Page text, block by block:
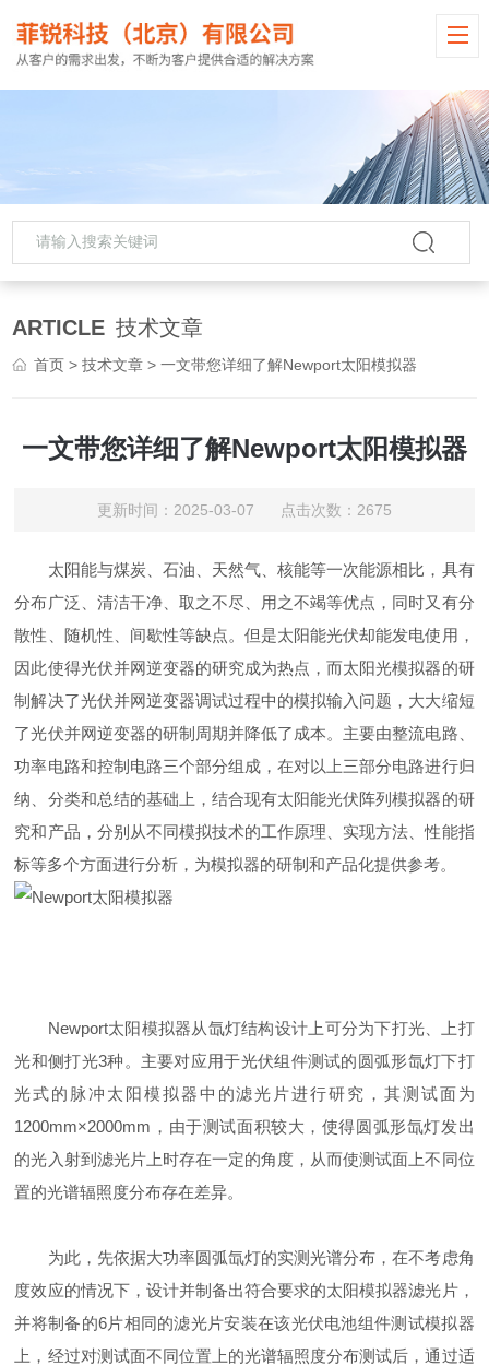
ARTICLE 技术文章
首页 >技术文章 > 一文带您详细了解Newport太阳模拟器
一文带您详细了解Newport太阳模拟器
更新时间：2025-03-07 点击次数：2675
太阳能与煤炭、石油、天然气、核能等一次能源相比，具有
分布广泛、清洁干净、取之不尽、用之不竭等优点，同时又有分
散性、随机性、间歇性等缺点。但是太阳能光伏却能发电使用，
因此使得光伏并网逆变器的研究成为热点，而太阳光模拟器的研
制解决了光伏并网逆变器调试过程中的模拟输入问题，大大缩短
了光伏并网逆变器的研制周期并降低了成本。主要由整流电路、
功率电路和控制电路三个部分组成，在对以上三部分电路进行归
纳、分类和总结的基础上，结合现有太阳能光伏阵列模拟器的研
究和产品，分别从不同模拟技术的工作原理、实现方法、性能指
标等多个方面进行分析，为模拟器的研制和产品化提供参考。
Newport太阳模拟器从氙灯结构设计上可分为下打光、上打
光和侧打光3种。主要对应用于光伏组件测试的圆弧形氙灯下打
光式的脉冲太阳模拟器中的滤光片进行研究，其测试面为
1200mm×2000mm，由于测试面积较大，使得圆弧形氙灯发出
的光入射到滤光片上时存在一定的角度，从而使测试面上不同位
置的光谱辐照度分布存在差异。
为此，先依据大功率圆弧氙灯的实测光谱分布，在不考虑角
度效应的情况下，设计并制备出符合要求的太阳模拟器滤光片，
并将制备的6片相同的滤光片安装在该光伏电池组件测试模拟器
上，经过对测试面不同位置上的光谱辐照度分布测试后，通过适